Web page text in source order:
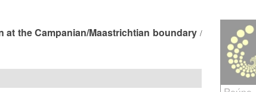
the Campanian/Maastrichtian boundary/